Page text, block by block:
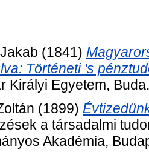
(1841)
Történeti 's
Királyi Egyetem, Buda.
(1899)
a társadalmi
Akadémia,